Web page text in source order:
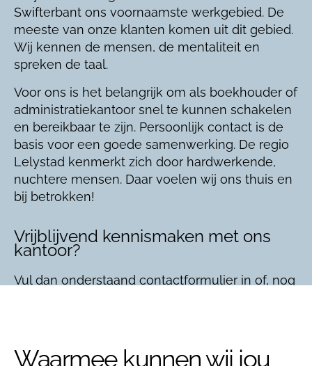
Swifterbant ons voornaamste werkgebied. De
meeste van onze klanten komen uit dit gebied.
Wij kennen de mensen, de mentaliteit en
spreken de taal.
Voor ons is het belangrijk om als boekhouder of
administratiekantoor snel te kunnen schakelen
en bereikbaar te zijn. Persoonlijk contact is de
basis voor een goede samenwerking. De regio
Lelystad kenmerkt zich door hardwerkende,
nuchtere mensen. Daar voelen wij ons thuis en
bij betrokken!
Vrijblijvend kennismaken met ons
kantoor?
Vul dan onderstaand contactformulier in of, nog
Waarmee kunnen wij jou